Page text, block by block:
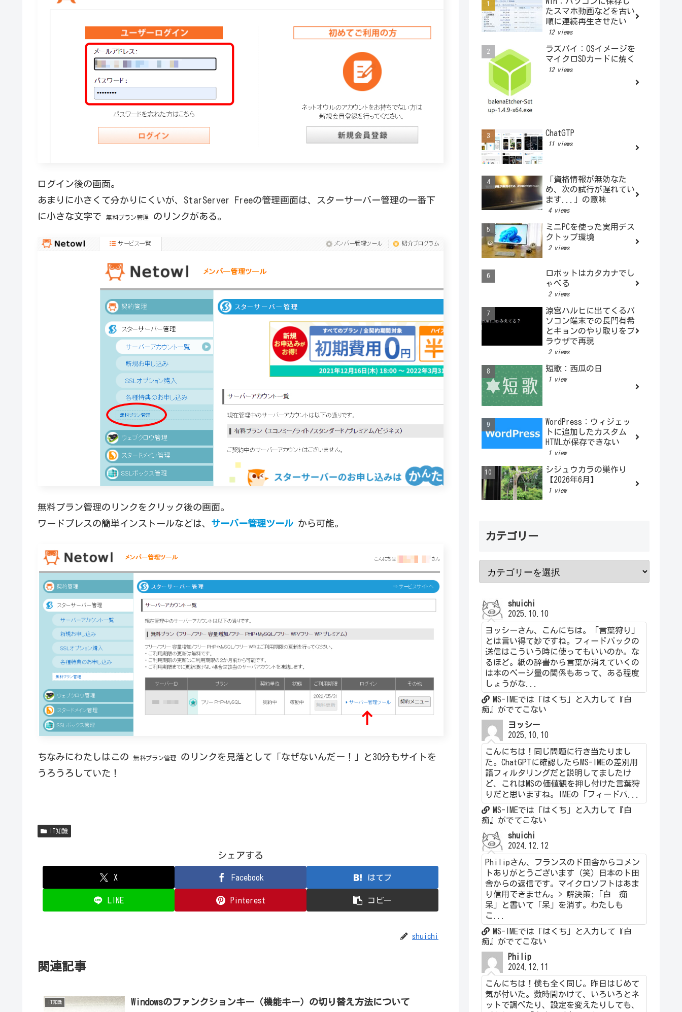
ログイン後の画面。
あまりに小さくて分かりにくいが、StarServer Freeの管理画面は、スターサーバー管理の一番下
に小さな文字で
無料プラン管理 のリンクがある。
無料プラン管理のリンクをクリック後の画面。
ワードプレスの簡単インストールなどは、 サーバー管理ツール から可能。
ちなみにわたしはこの 無料プラン管理
のリンクを見落として「なぜないんだー！」と30分もサイトを
うろうろしていた！
IT知識
シェアする
X Facebook はてブ
LINE Pinterest コピー
shuichi
関連記事
IT知識 Windowsのファンクションキー（機能キー）の切り替え方法について
たスマホ動画などを古い
順に連続再生させたい
12 views
ラズパイ：OSイメージを
マイクロSDカードに焼く
12 views
ChatGTP
11 views
「資格情報が無効なた
め、次の試行が遅れてい
ます...」の意味
4 views
ミニPCを使った実用デス
クトップ環境
2 views
ロボットはカタカナでし
ゃべる
2 views
涼宮ハルヒに出てくるパ
ソコン端末での長門有希
とキョンのやり取りをブ
ラウザで再現
2 views
短歌：西瓜の日
1 view
WordPress：ウィジェッ
トに追加したカスタム
HTMLが保存できない
1 view
シジュウカラの巣作り
【2026年6月】
1 view
カテゴリー
shuichi
2025.10.10
ヨッシーさん、こんにちは。「言葉狩り」
とは言い得て妙ですね。フィードバックの
送信はこういう時に使ってもいいのか。な
るほど。紙の辞書から言葉が消えていくの
は本のページ量の関係もあって、ある程度
しょうがな...
MS-IMEでは「はくち」と入力して『白
痴』がでてこない
ヨッシー
2025.10.10
こんにちは！同じ問題に行き当たりまし
た。ChatGPTに確認したらMS-IMEの差別用
語フィルタリングだと説明してましたけ
ど、これはMSの価値観を押し付けた言葉狩
りだと思いますね。IMEの「フィードバ...
MS-IMEでは「はくち」と入力して『白
痴』がでてこない
shuichi
2024.12.12
Philipさん、フランスのド田舎からコメン
トありがとうございます（笑）日本のド田
舎からの返信です。マイクロソフトはあま
り信用できません。> 解決策;「白 痴
呆」と書いて「呆」を消す。わたしも
こ...
MS-IMEでは「はくち」と入力して『白
痴』がでてこない
Philip
2024.12.11
こんにちは！僕も全く同じ。昨日はじめて
気が付いた。数時間かけて、いろいろとネ
ットで調べたり、設定を変えたりしても、